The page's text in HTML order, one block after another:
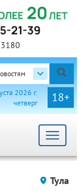
18+
2026 г.
четверг
Toggle
Тула